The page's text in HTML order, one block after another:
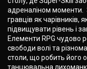
адреналіном моменти.
гравців як чарівників,
підвищувати рівень і
Елементи RPG чудово
свободи волі та
столи, що робить його
танцювальна лихоманка